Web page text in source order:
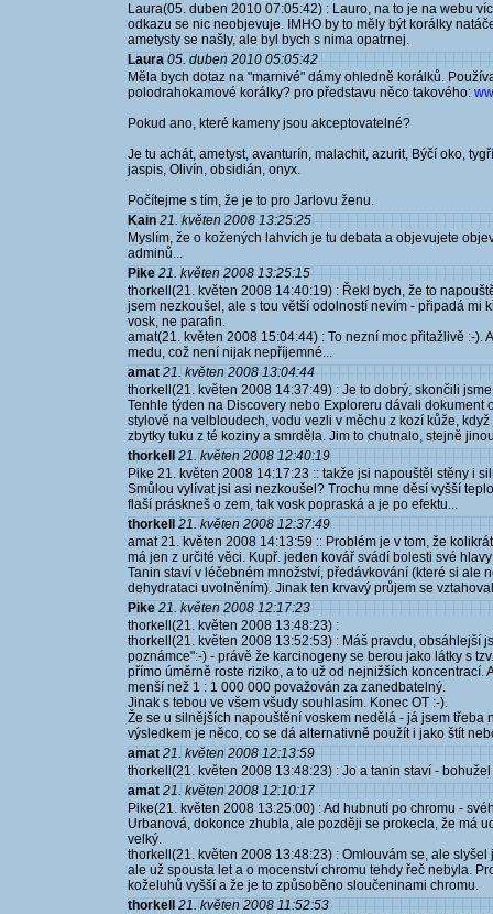
Laura(05. duben 2010 07:05:42) : Lauro, na to je na webu
odkazu se nic neobjevuje. IMHO by to měly být korálky
ametysty se našly, ale byl bych s nima opatrnej.
Laura 05. duben 2010 05:05:42
Měla bych dotaz na "marnivé" dámy ohledně korálků.
polodrahokamové korálky? pro představu něco takového:
Pokud ano, které kameny jsou akceptovatelné?
Je tu achát, ametyst, avanturín, malachit, azurit, Býčí oko,
jaspis, Olivín, obsidián, onyx.
Počítejme s tím, že je to pro Jarlovu ženu.
Kain 21. květen 2008 13:25:25
Myslím, že o kožených lahvích je tu debata a objevujete
adminů...
Pike 21. květen 2008 13:25:15
thorkell(21. květen 2008 14:40:19) : Řekl bych, že to
jsem nezkoušel, ale s tou větší odolností nevím - připadá mi
vosk, ne parafin.
amat(21. květen 2008 15:04:44) : To nezní moc přitažlivě :-).
medu, což není nijak nepříjemné...
amat 21. květen 2008 13:04:44
thorkell(21. květen 2008 14:37:49) : Je to dobrý, skončili
Tenhle týden na Discovery nebo Exploreru dávali
stylově na velbloudech, vodu vezli v měchu z kozí kůže,
zbytky tuku z té koziny a smrděla. Jim to chutnalo, stejně
thorkell 21. květen 2008 12:40:19
Pike 21. květen 2008 14:17:23 :: takže jsi napouštěl stěny i
Smůlou vylívat jsi asi nezkoušel? Trochu mne děsí vyšší
flaší práskneš o zem, tak vosk popraská a je po efektu...
thorkell 21. květen 2008 12:37:49
amat 21. květen 2008 14:13:59 :: Problém je v tom, že
má jen z určité věci. Kupř. jeden kovář svádí bolesti své
Tanin staví v léčebném množství, předávkování (které si ale
dehydrataci uvolněním). Jinak ten krvavý průjem se
Pike 21. květen 2008 12:17:23
thorkell(21. květen 2008 13:48:23) :
thorkell(21. květen 2008 13:52:53) : Máš pravdu, obsáhlejší
poznámce":-) - právě že karcinogeny se berou jako látky s
přímo úměrně roste riziko, a to už od nejnižších koncentrací.
menší než 1 : 1 000 000 považován za zanedbatelný.
Jinak s tebou ve všem všudy souhlasím. Konec OT :-).
Že se u silnějších napouštění voskem nedělá - já jsem třeba
výsledkem je něco, co se dá alternativně použít i jako štít
amat 21. květen 2008 12:13:59
thorkell(21. květen 2008 13:48:23) : Jo a tanin staví -
amat 21. květen 2008 12:10:17
Pike(21. květen 2008 13:25:00) : Ad hubnutí po chromu -
Urbanová, dokonce zhubla, ale později se prokecla, že má
velký.
thorkell(21. květen 2008 13:48:23) : Omlouvám se, ale
ale už spousta let a o mocenství chromu tehdy řeč nebyla.
koželuhů vyšší a že je to způsoběno sloučeninami chromu.
thorkell 21. květen 2008 11:52:53